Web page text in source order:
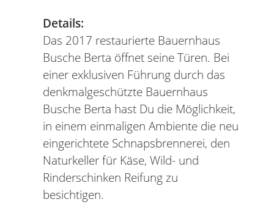
Details:
Das 2017 restaurierte Bauernhaus
Busche Berta öffnet seine Türen. Bei
einer exklusiven Führung durch das
denkmalgeschützte Bauernhaus
Busche Berta hast Du die Möglichkeit,
in einem einmaligen Ambiente die neu
eingerichtete Schnapsbrennerei, den
Naturkeller für Käse, Wild- und
Rinderschinken Reifung zu
besichtigen.